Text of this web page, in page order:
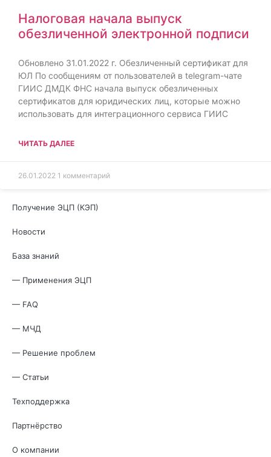
Налоговая начала выпуск
обезличенной электронной подписи
Обновлено 31.01.2022 г. Обезличенный сертификат для
ЮЛ По сообщениям от пользователей в telegram-чате
ГИИС ДМДК ФНС начала выпуск обезличенных
сертификатов для юридических лиц, которые можно
использовать для интеграционного сервиса ГИИС
ЧИТАТЬ ДАЛЕЕ
26.01.2022 1 комментарий
Получение ЭЦП (КЭП)
Новости
База знаний
— Применения ЭЦП
— FAQ
— МЧД
— Решение проблем
— Статьи
Техподдержка
Партнёрство
О компании